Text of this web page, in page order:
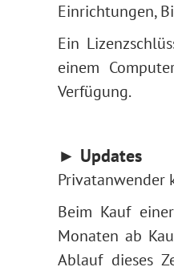
Einrichtungen,
Ein
einem
Verfügung.
► Updates
Privatanwender
Beim Kauf
Monaten ab
Ablauf dieses